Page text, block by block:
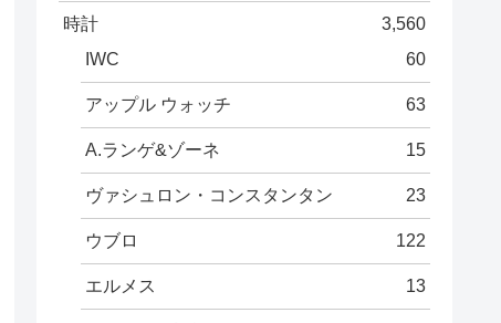
時計
3,560
IWC
60
アップル ウォッチ 63
A.ランゲ&ゾーネ 15
ヴァシュロン・コンスタンタン 23
ウブロ 122
エルメス 13